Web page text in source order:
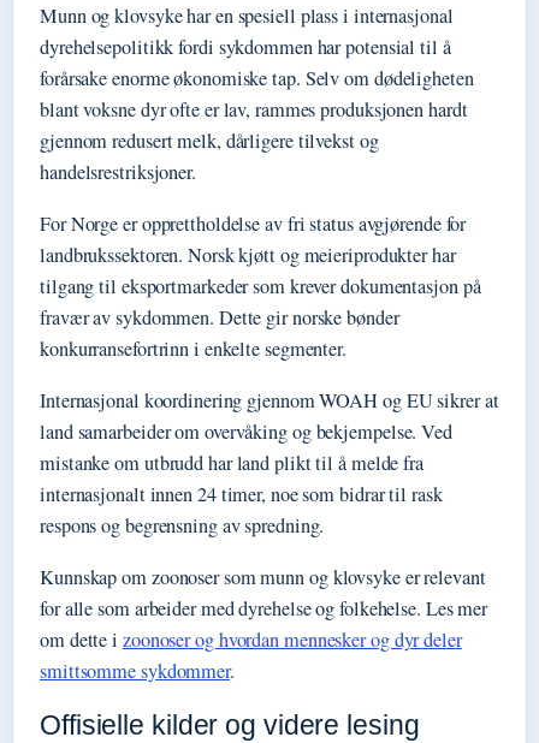
Munn og klovsyke har en spesiell plass i internasjonal
dyrehelsepolitikk fordi sykdommen har potensial til å
forårsake enorme økonomiske tap. Selv om dødeligheten
blant voksne dyr ofte er lav, rammes produksjonen hardt
gjennom redusert melk, dårligere tilvekst og
handelsrestriksjoner.
For Norge er opprettholdelse av fri status avgjørende for
landbrukssektoren. Norsk kjøtt og meieriprodukter har
tilgang til eksportmarkeder som krever dokumentasjon på
fravær av sykdommen. Dette gir norske bønder
konkurransefortrinn i enkelte segmenter.
Internasjonal koordinering gjennom WOAH og EU sikrer at
land samarbeider om overvåking og bekjempelse. Ved
mistanke om utbrudd har land plikt til å melde fra
internasjonalt innen 24 timer, noe som bidrar til rask
respons og begrensning av spredning.
Kunnskap om zoonoser som munn og klovsyke er relevant
for alle som arbeider med dyrehelse og folkehelse. Les mer
om dette i zoonoser og hvordan mennesker og dyr deler
smittsomme sykdommer.
Offisielle kilder og videre lesing